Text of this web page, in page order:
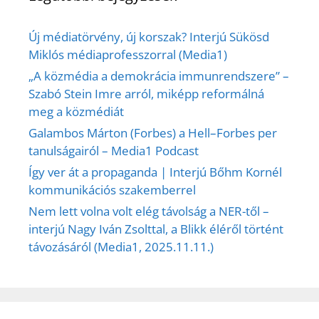
Új médiatörvény, új korszak? Interjú Sükösd
Miklós médiaprofesszorral (Media1)
„A közmédia a demokrácia immunrendszere” –
Szabó Stein Imre arról, miképp reformálná
meg a közmédiát
Galambos Márton (Forbes) a Hell–Forbes per
tanulságairól – Media1 Podcast
Így ver át a propaganda | Interjú Bőhm Kornél
kommunikációs szakemberrel
Nem lett volna volt elég távolság a NER-től –
interjú Nagy Iván Zsolttal, a Blikk éléről történt
távozásáról (Media1, 2025.11.11.)